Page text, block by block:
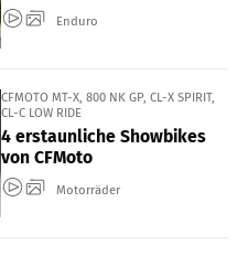
Enduro
CFMOTO MT-X, 800 NK GP, CL-X SPIRIT,
CL-C LOW RIDE
4 erstaunliche Showbikes
von CFMoto
Motorräder